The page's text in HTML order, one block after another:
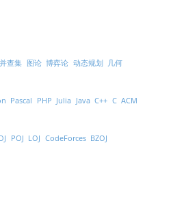
并查集 图论 博弈论 动态规划 几何
Pascal PHP Julia Java C++ C ACM
POJ LOJ CodeForces BZOJ